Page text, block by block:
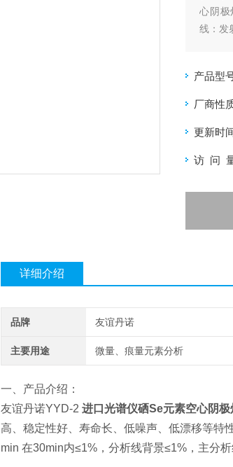
心阴极
线：发
产品型
厂商性
更新时
访 问
详细介绍
品牌 友谊丹诺
主要用途 微量、痕量元素分析
一、产品介绍：
友谊丹诺YYD-2 进口光谱仪硒Se元素空心阴极
高、稳定性好、寿命长、低噪声、低漂移等特性
min 在30min内≤1%，分析线背景≤1%，主分